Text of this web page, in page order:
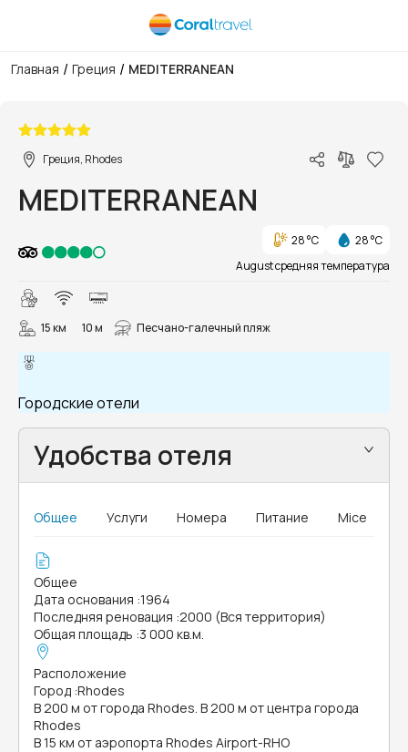
Главная / Греция / MEDITERRANEAN
Греция, Rhodes
MEDITERRANEAN
28 °C
28 °C
August средняя температура
15 км 10 м Песчано-галечный пляж
Городские отели
Удобства отеля
Общее Услуги Номера Питание Mice
Общее
Дата основания :1964
Последняя реновация :2000 (Вся территория)
Общая площадь :3 000 кв.м.
Расположение
Город :Rhodes
В 200 м от города Rhodes. В 200 м от центра города
Rhodes
В 15 км от аэропорта Rhodes Airport-RHO